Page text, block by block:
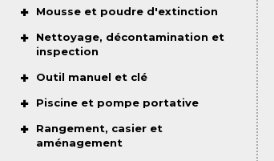
Mousse et poudre d'extinction
Nettoyage, décontamination et
inspection
Outil manuel et clé
Piscine et pompe portative
Rangement, casier et
aménagement